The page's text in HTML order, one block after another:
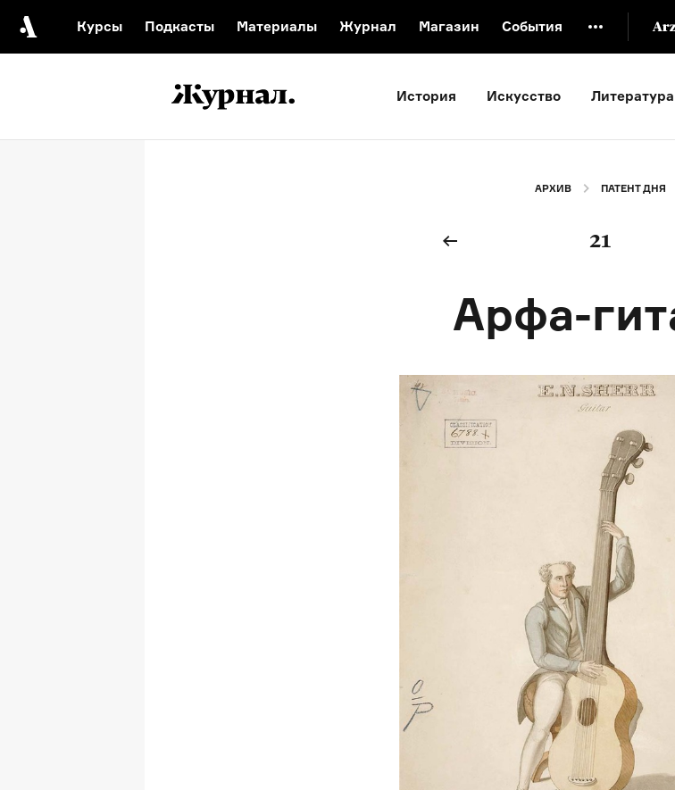
Курсы Подкасты Материалы Журнал Магазин События
Видеоистория русской культуры
Русский язык от «гой
История Искусство Литература
АРХИВ ПАТЕНТ ДНЯ
21
Арфа-